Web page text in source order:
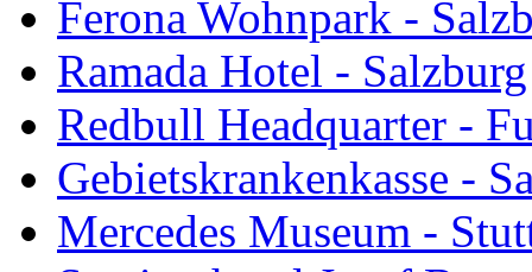
Ferona Wohnpark -
Ramada Hotel - Salzburg
Redbull Headquarter -
Gebietskrankenkasse -
Mercedes Museum -